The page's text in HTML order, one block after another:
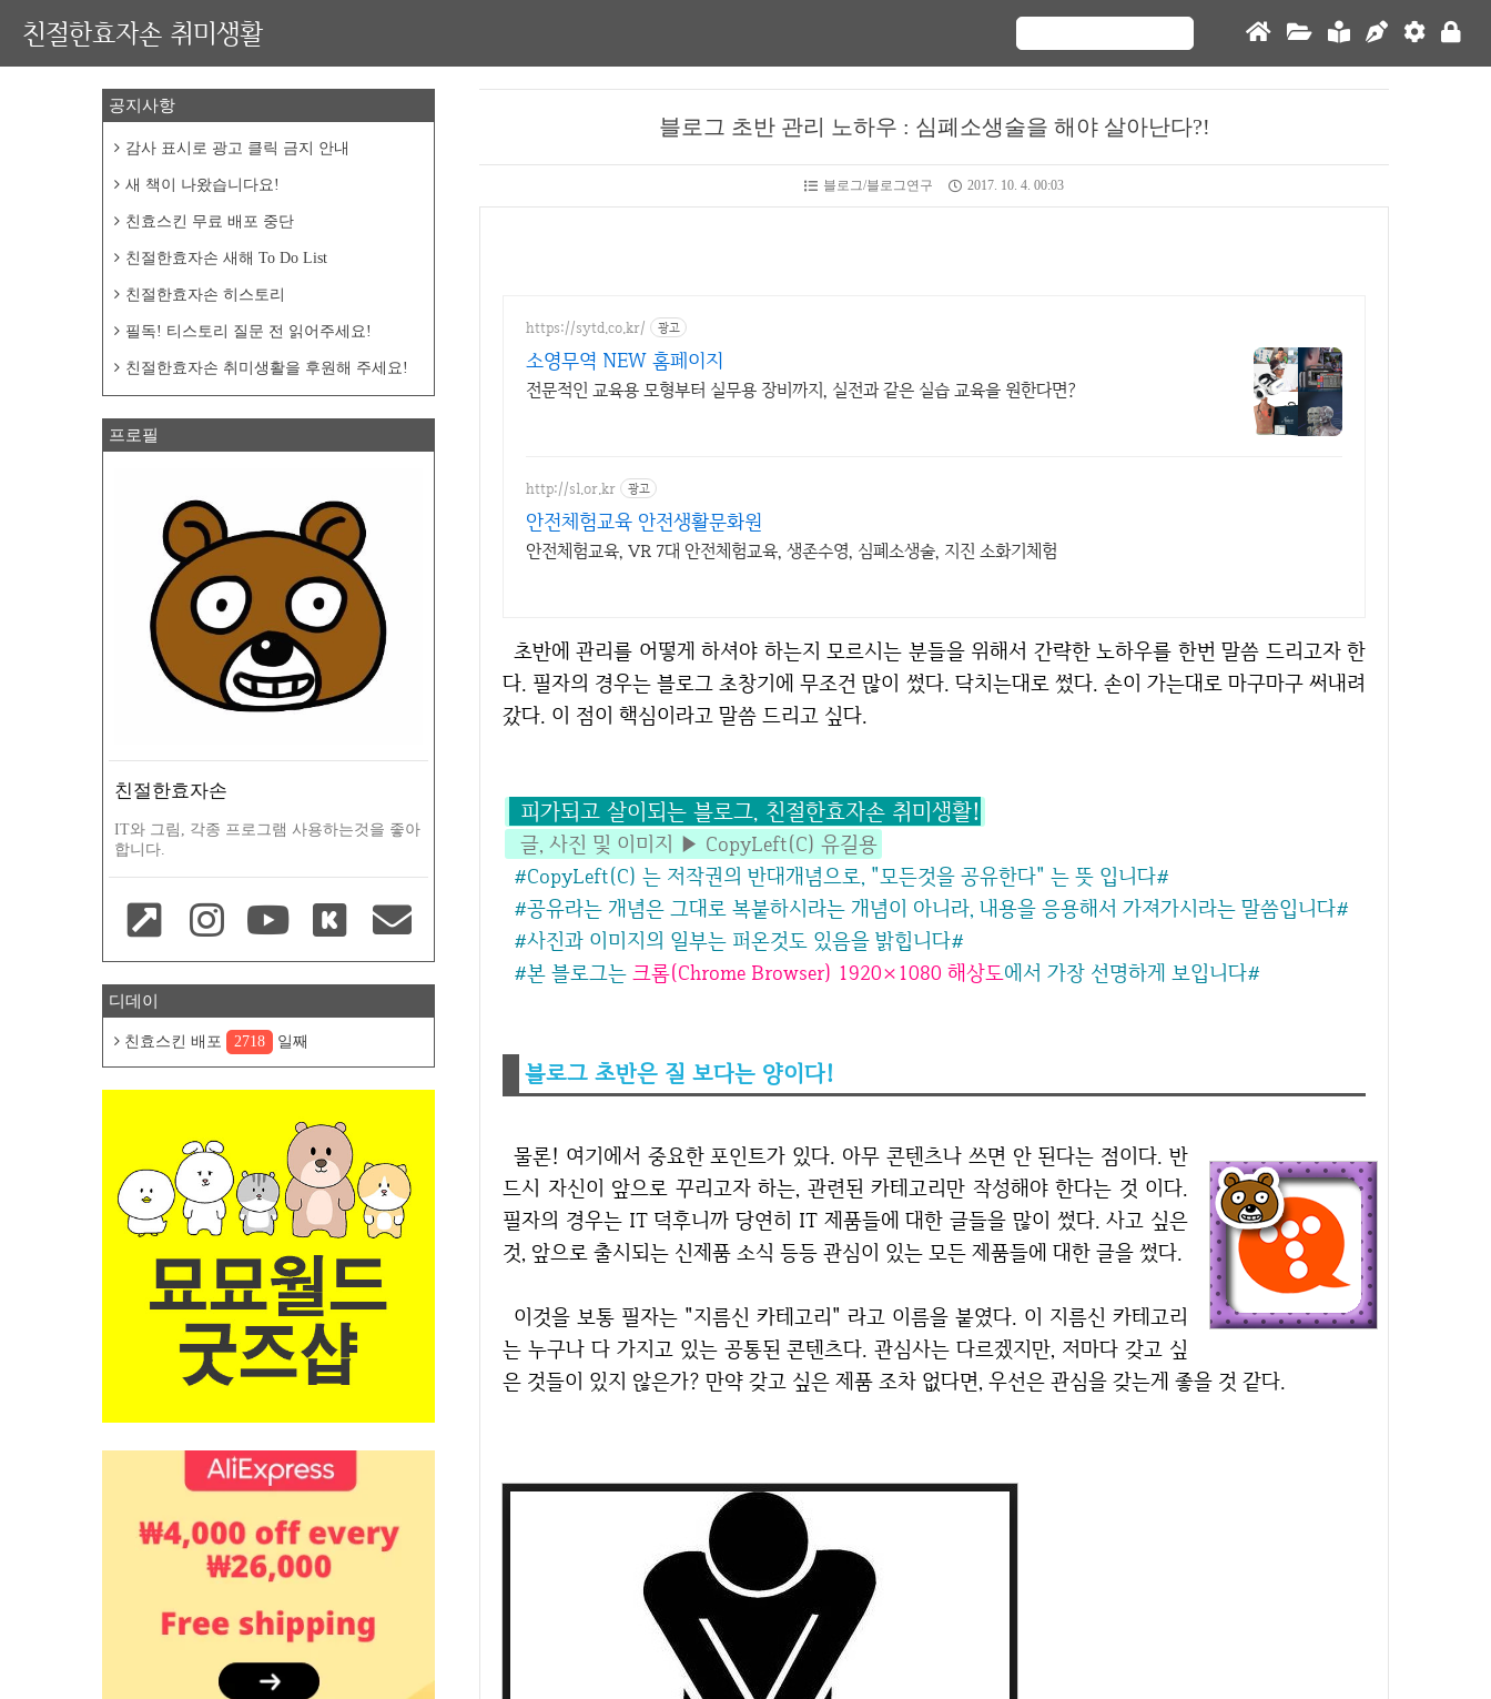
친절한효자손 취미생활
블로그 초반 관리 노하우 : 심폐소생술을 해야 살아난다?!
블로그/블로그연구 2017. 10. 4. 00:03
https://sytd.co.kr/ 광고
소영무역 NEW 홈페이지
전문적인 교육용 모형부터 실무용 장비까지, 실전과 같은 실습 교육을 원한다면?
http://sl.or.kr 광고
안전체험교육 안전생활문화원
안전체험교육, VR 7대 안전체험교육, 생존수영, 심폐소생술, 지진 소화기체험
초반에 관리를 어떻게 하셔야 하는지 모르시는 분들을 위해서 간략한 노하우를 한번 말씀 드리고자 한
다. 필자의 경우는 블로그 초창기에 무조건 많이 썼다. 닥치는대로 썼다. 손이 가는대로 마구마구 써내려
갔다. 이 점이 핵심이라고 말씀 드리고 싶다.
피가되고 살이되는 블로그, 친절한효자손 취미생활!
글, 사진 및 이미지 ▶ CopyLeft(C) 유길용
#CopyLeft(C) 는 저작권의 반대개념으로, "모든것을 공유한다" 는 뜻 입니다#
#공유라는 개념은 그대로 복붙하시라는 개념이 아니라, 내용을 응용해서 가져가시라는 말씀입니다#
#사진과 이미지의 일부는 퍼온것도 있음을 밝힙니다#
#본 블로그는 크롬(Chrome Browser) 1920×1080 해상도에서 가장 선명하게 보입니다#
블로그 초반은 질 보다는 양이다!
물론! 여기에서 중요한 포인트가 있다. 아무 콘텐츠나 쓰면 안 된다는 점이다. 반
드시 자신이 앞으로 꾸리고자 하는, 관련된 카테고리만 작성해야 한다는 것 이다.
필자의 경우는 IT 덕후니까 당연히 IT 제품들에 대한 글들을 많이 썼다. 사고 싶은
것, 앞으로 출시되는 신제품 소식 등등 관심이 있는 모든 제품들에 대한 글을 썼다.
이것을 보통 필자는 "지름신 카테고리" 라고 이름을 붙였다. 이 지름신 카테고리
는 누구나 다 가지고 있는 공통된 콘텐츠다. 관심사는 다르겠지만, 저마다 갖고 싶
은 것들이 있지 않은가? 만약 갖고 싶은 제품 조차 없다면, 우선은 관심을 갖는게 좋을 것 같다.
공지사항
감사 표시로 광고 클릭 금지 안내
새 책이 나왔습니다요!
친효스킨 무료 배포 중단
친절한효자손 새해 To Do List
친절한효자손 히스토리
필독! 티스토리 질문 전 읽어주세요!
친절한효자손 취미생활을 후원해 주세요!
프로필
친절한효자손
IT와 그림, 각종 프로그램 사용하는것을 좋아
합니다.
디데이
친효스킨 배포 2718 일째